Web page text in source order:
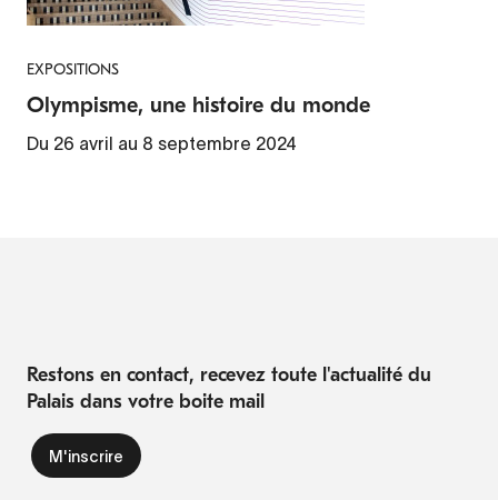
EXPOSITIONS
Olympisme, une histoire du monde
Du 26 avril au 8 septembre 2024
Restons en contact, recevez toute l'actualité du
Palais dans votre boite mail